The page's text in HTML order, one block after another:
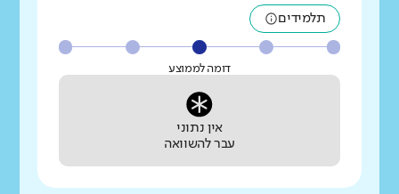
תלמידים
דומה לממוצע
אין נתוני
עבר להשוואה